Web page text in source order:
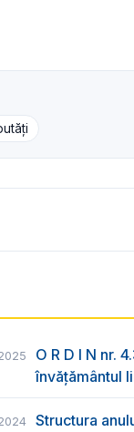
O R D I N nr.
învățământul
Structura